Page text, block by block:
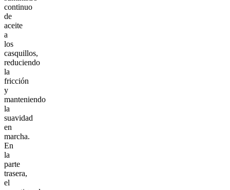
continuo
de
aceite
a
los
casquillos,
reduciendo
la
fricción
y
manteniendo
la
suavidad
en
marcha.
En
la
parte
trasera,
el